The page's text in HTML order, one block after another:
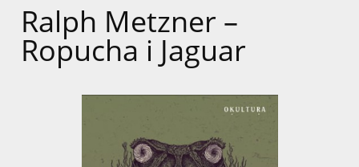
Ralph Metzner –
Ropucha i Jaguar